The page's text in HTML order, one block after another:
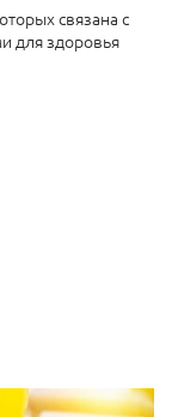
связана с
для здоровья